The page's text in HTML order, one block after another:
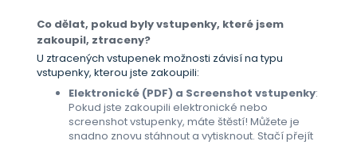
Co dělat, pokud byly vstupenky, které jsem
zakoupil, ztraceny?
U ztracených vstupenek možnosti závisí na typu
vstupenky, kterou jste zakoupili:
Elektronické (PDF) a Screenshot vstupenky:
Pokud jste zakoupili elektronické nebo
screenshot vstupenky, máte štěstí! Můžete je
snadno znovu stáhnout a vytisknout. Stačí přejít